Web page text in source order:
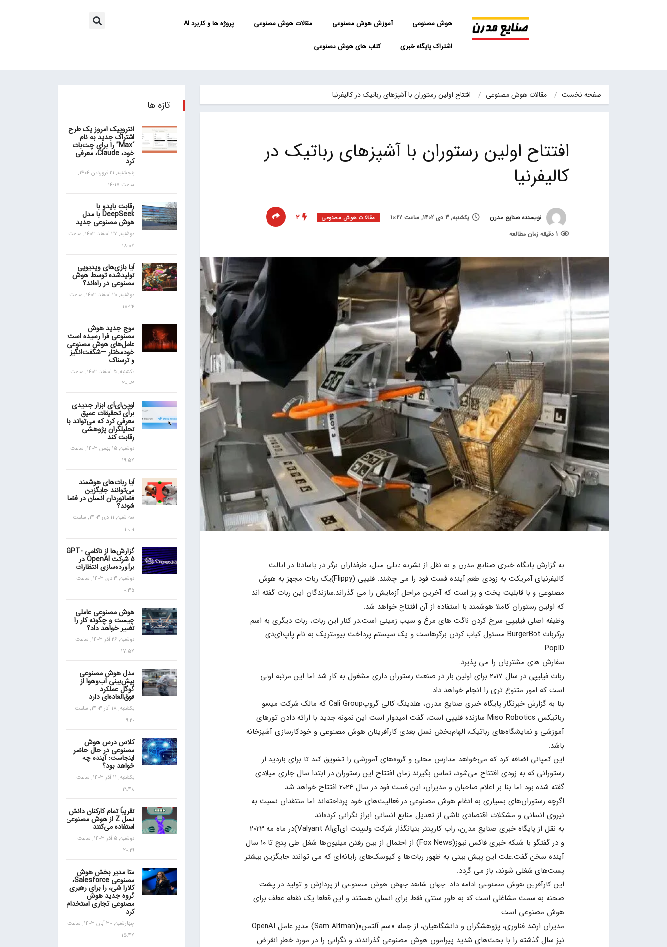
هوش مصنوعی آموزش هوش مصنوعی مقالات هوش مصنوعی پروژه ها و کاربرد AI
اشتراک پایگاه خبری کتاب های هوش مصنوعی
صفحه نخست مقالات هوش مصنوعی افتتاح اولین رستوران با آشپزهای رباتیک در کالیفرنیا
افتتاح اولین رستوران با آشپزهای رباتیک در
کالیفرنیا
نویسنده صنایع مدرن یکشنبه, 3 دی 1402, ساعت 10:27 مقالات هوش مصنوعی
3
1 دقیقه زمان مطالعه
به گزارش پایگاه خبری صنایع مدرن و به نقل از نشریه دیلی میل، طرفداران برگر در پاسادنا در ایالت
کالیفرنیای آمریکت به زودی طعم آینده فست فود را می چشند. فلیپی (Flippy)یک ربات مجهز به هوش
مصنوعی و با قابلیت پخت و پز است که آخرین مراحل آزمایش را می گذراند.سازندگان این ربات گفته اند
که اولین رستوران کاملا هوشمند با استفاده از آن افتتاح خواهد شد.
وظیفه اصلی فیلیپی سرخ کردن ناگت های مرغ و سیب زمینی است.در کنار این ربات، ربات دیگری به اسم
برگربات BurgerBot مسئول کباب کردن برگرهاست و یک سیستم پرداخت بیومتریک به نام پاپ‌آی‌دی
PopID
سفارش های مشتریان را می پذیرد.
ربات فیلیپی در سال 2017 برای اولین بار در صنعت رستوران داری مشغول به کار شد اما این مرتبه اولی
است که امور متنوع تری را انجام خواهد داد.
بنا به گزارش خبرنگار پایگاه خبری صنایع مدرن، هلدینگ کالی گروپCali Group که مالک شرکت میسو
رباتیکس Miso Robotics سازنده فلیپی است، گفت امیدوار است این نمونه جدید با ارائه دادن تورهای
آموزشی و نمایشگاه‌های رباتیک، الهام‌بخش نسل بعدی کارآفرینان هوش مصنوعی و خودکارسازی آشپزخانه
باشد.
این کمپانی اضافه کرد که می‌خواهد مدارس محلی و گروه‌های آموزشی را تشویق کند تا برای بازدید از
رستورانی که به زودی افتتاح می‌شود، تماس بگیرند.زمان افتتاح این رستوران در ابتدا سال جاری میلادی
گفته شده بود اما بنا بر اعلام صاحبان و مدیران، این فست فود در سال 2024 افتتاح خواهد شد.
اگرچه رستوران‌های بسیاری به ادغام هوش مصنوعی در فعالیت‌های خود پرداخته‌اند اما منتقدان نسبت به
نیروی انسانی و مشکلات اقتصادی ناشی از تعدیل منابع انسانی ابراز نگرانی کرده‌اند.
به نقل از پایگاه خبری صنایع مدرن، راب کارپنتر بنیانگذار شرکت ولیینت ای‌آیValyant AI)در ماه مه 2023
و در گفتگو با شبکه خبری فاکس نیوز(Fox News) از احتمال از بین رفتن میلیون‌ها شغل طی پنج تا ۱۰ سال
آینده سخن گفت.علت این پیش بینی به ظهور ربات‌ها و کیوسک‌های رایانه‌ای که می توانند جایگزین بیشتر
پست‌های شغلی شوند، باز می گردد.
این کارآفرین هوش مصنوعی ادامه داد: جهان شاهد جهش هوش مصنوعی از پردازش و تولید در پشت
صحنه به سمت مشاغلی است که به طور سنتی فقط برای انسان هستند و این قطعا یک نقطه عطف برای
هوش مصنوعی است.
مدیران ارشد فناوری، پژوهشگران و دانشگاهیان، از جمله «سم آلتمن»(Sam Altman) مدیر عامل OpenAI
نیز سال گذشته را با بحث‌های شدید پیرامون هوش مصنوعی گذراندند و نگرانی را در مورد خطر انقراض
تازه ها
آنتروپیک امروز یک طرح
اشتراک جدید به نام
“Max” را برای چت‌بات
خود، Claude، معرفی
کرد
پنجشنبه, 21 فروردین 1404,
ساعت 14:17
رقابت بایدو با
DeepSeek با مدل
هوش مصنوعی جدید
دوشنبه, 27 اسفند 1403, ساعت
18:07
آیا بازی‌های ویدیویی
تولیدشده توسط هوش
مصنوعی در راه‌اند؟
دوشنبه, 20 اسفند 1403, ساعت
18:24
موج جدید هوش
مصنوعی فرا رسیده است:
عامل‌های هوش مصنوعی
خودمختار —شگفت‌انگیز
و ترسناک
یکشنبه, 5 اسفند 1403, ساعت
20:03
اوپن‌ای‌آی ابزار جدیدی
برای تحقیقات عمیق
معرفی کرد که می‌تواند با
تحلیلگران پژوهشی
رقابت کند
دوشنبه, 15 بهمن 1403, ساعت
19:57
آیا ربات‌های هوشمند
می‌توانند جایگزین
فضانوردان انسان در فضا
شوند؟
سه شنبه, 11 دی 1403, ساعت
10:01
گزارش‌ها از ناکامی GPT-
5 شرکت OpenAI در
برآورده‌سازی انتظارات
دوشنبه, 3 دی 1403, ساعت
0:35
هوش مصنوعی عاملی
چیست و چگونه کار را
تغییر خواهد داد؟
دوشنبه, 26 آذر 1403, ساعت
17:57
مدل هوش مصنوعی
پیش‌بینی آب‌و‌هوا از
گوگل عملکرد
فوق‌العاده‌ای دارد
یکشنبه, 18 آذر 1403, ساعت
9:20
کلاس درس هوش
مصنوعی در حال حاضر
اینجاست: آینده چه
خواهد بود؟
یکشنبه, 11 آذر 1403, ساعت
19:48
تقریباً تمام کارکنان دانش
نسل Z از هوش مصنوعی
استفاده می‌کنند
دوشنبه, 5 آذر 1403, ساعت
20:29
متا مدیر بخش هوش
مصنوعی Salesforce،
کلارا شی، را برای رهبری
گروه جدید هوش
مصنوعی تجاری استخدام
کرد
چهارشنبه, 30 آبان 1403, ساعت
15:47